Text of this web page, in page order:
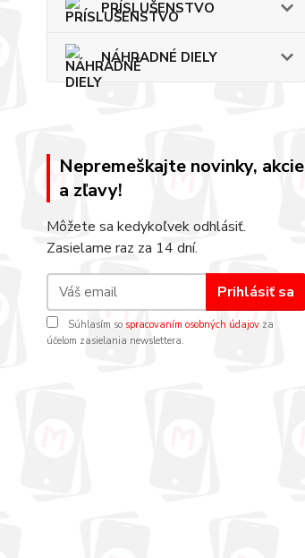
PRÍSLUŠENSTVO
NÁHRADNÉ DIELY
Nepremeškajte novinky, akcie
a zľavy!
Môžete sa kedykoľvek odhlásiť.
Zasielame raz za 14 dní.
Prihlásiť sa
Súhlasím so spracovaním osobných údajov za
účelom zasielania newslettera.